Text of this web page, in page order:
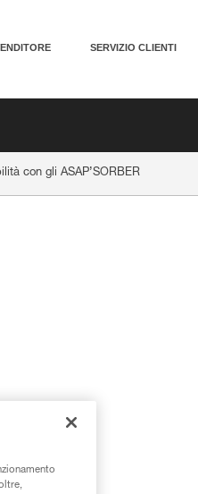
SERVIZIO CLIENTI
con gli ASAP’SORBER